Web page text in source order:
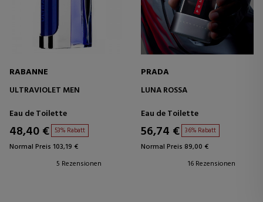
RABANNE
ULTRAVIOLET MEN
Eau de Toilette
48,40 € 53% Rabatt
Normal Preis 103,19 €
5 Rezensionen
PRADA
LUNA ROSSA
Eau de Toilette
56,74 € 36% Rabatt
Normal Preis 89,00 €
16 Rezensionen